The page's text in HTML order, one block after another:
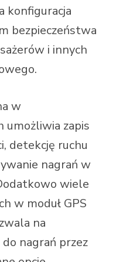
konfiguracja
bezpieczeństwa
i innych
w
umożliwia zapis
detekcję ruchu
nagrań w
wiele
w moduł GPS
na
nagrań przez